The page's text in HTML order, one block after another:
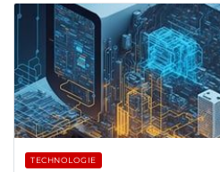
TECHNOLOGIE